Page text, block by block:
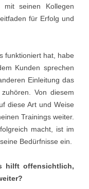
seinen Kollegen
für Erfolg und
funktioniert hat, habe
Kunden sprechen
Einleitung das
Von diesem
diese Art und Weise
Trainings weiter.
macht, ist im
Bedürfnisse ein.
hilft offensichtlich,